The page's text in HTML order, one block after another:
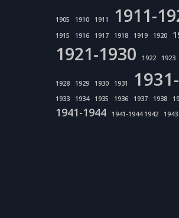
1905 1910 1911 1911-
1915
1916 1917 1918 1919 1920
1921-1930 1922 1923
1928 1929 1930 1931
1933
1934 1935 1936 1937 1938
1941-1944 1941-1944 1942 1943